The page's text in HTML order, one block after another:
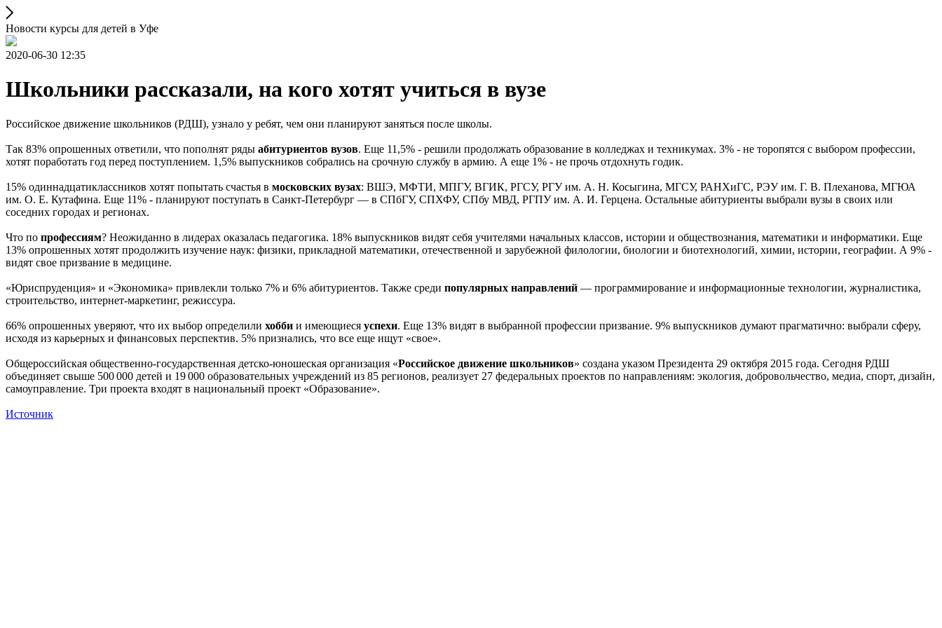
Новости курсы для детей в Уфе
2020-06-30 12:35
Школьники рассказали, на кого хотят учиться в вузе
Российское движение школьников (РДШ), узнало у ребят, чем они планируют заняться после школы.
Так 83% опрошенных ответили, что пополнят ряды абитуриентов вузов. Еще 11,5% - решили продолжать образование в колледжах и техникумах. 3% - не торопятся с выбором профессии,
хотят поработать год перед поступлением. 1,5% выпускников собрались на срочную службу в армию. А еще 1% - не прочь отдохнуть годик.
15% одиннадцатиклассников хотят попытать счастья в московских вузах: ВШЭ, МФТИ, МПГУ, ВГИК, РГСУ, РГУ им. А. Н. Косыгина, МГСУ, РАНХиГС, РЭУ им. Г. В. Плеханова, МГЮА
им. О. Е. Кутафина. Еще 11% - планируют поступать в Санкт-Петербург — в СПбГУ, СПХФУ, СПбу МВД, РГПУ им. А. И. Герцена. Остальные абитуриенты выбрали вузы в своих или
соседних городах и регионах.
Что по профессиям? Неожиданно в лидерах оказалась педагогика. 18% выпускников видят себя учителями начальных классов, истории и обществознания, математики и информатики. Еще
13% опрошенных хотят продолжить изучение наук: физики, прикладной математики, отечественной и зарубежной филологии, биологии и биотехнологий, химии, истории, географии. А 9% -
видят свое призвание в медицине.
«Юриспруденция» и «Экономика» привлекли только 7% и 6% абитуриентов. Также среди популярных направлений — программирование и информационные технологии, журналистика,
строительство, интернет-маркетинг, режиссура.
66% опрошенных уверяют, что их выбор определили хобби и имеющиеся успехи. Еще 13% видят в выбранной профессии призвание. 9% выпускников думают прагматично: выбрали сферу,
исходя из карьерных и финансовых перспектив. 5% признались, что все еще ищут «свое».
Общероссийская общественно-государственная детско-юношеская организация «Российское движение школьников» создана указом Президента 29 октября 2015 года. Сегодня РДШ
объединяет свыше 500 000 детей и 19 000 образовательных учреждений из 85 регионов, реализует 27 федеральных проектов по направлениям: экология, добровольчество, медиа, спорт, дизайн,
самоуправление. Три проекта входят в национальный проект «Образование».
Источник